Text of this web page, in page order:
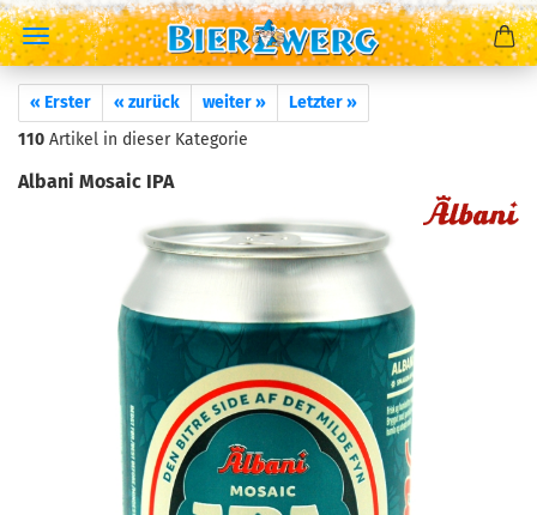
« Erster « zurück weiter »
Letzter »
110 Artikel in dieser Kategorie
Albani Mosaic IPA